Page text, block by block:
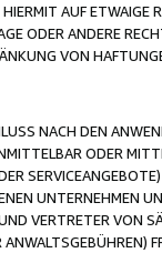
AUF
ODER ANDERE
VON
NACH DEN
ODER
UNTERNEHMEN
VERTRETER VON